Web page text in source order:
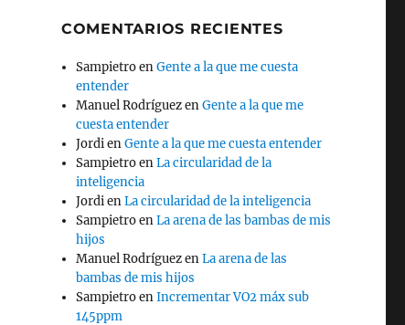
COMENTARIOS RECIENTES
SampietroenGente a la que me cuesta
entender
Manuel RodríguezenGente a la que me
cuesta entender
JordienGente a la que me cuesta entender
SampietroenLa circularidad de la
inteligencia
JordienLa circularidad de la inteligencia
SampietroenLa arena de las bambas de mis
hijos
Manuel RodríguezenLa arena de las
bambas de mis hijos
SampietroenIncrementar VO2 máx sub
145ppm